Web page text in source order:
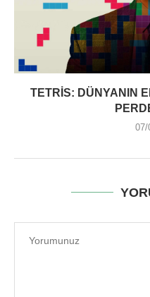
TETRIS: DÜNYANIN
07/